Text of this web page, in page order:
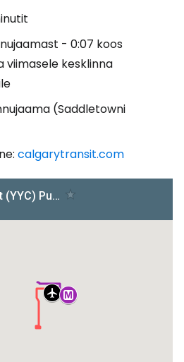
- 0:07 koos
viimasele kesklinna
(Saddletowni
calgarytransit.com